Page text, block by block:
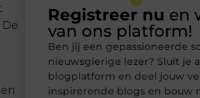
Registreer nu en
van ons platform!
Ben jij een gepassioneerde
nieuwsgierige lezer? Sluit je
blogplatform en deel jouw
inspirerende blogs en bouw